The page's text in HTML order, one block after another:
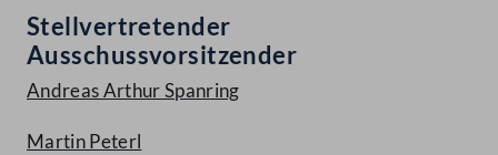
Stellvertretender
Ausschussvorsitzender
Andreas Arthur Spanring
Martin Peterl